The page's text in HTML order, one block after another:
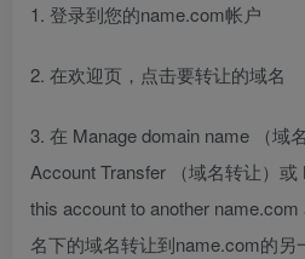
1. 登录到您的name.com帐户
2. 在欢迎页，点击要转让的域名
3. 在 Manage domain name （域
Account Transfer （域名转让）
this account to another
名下的域名转让到name.com的另